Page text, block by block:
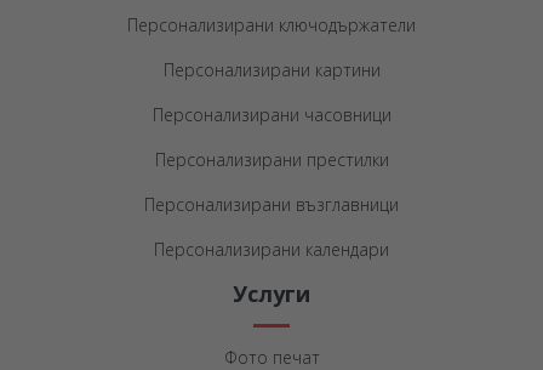
Персонализирани ключодържатели
Персонализирани картини
Персонализирани часовници
Персонализирани престилки
Персонализирани възглавници
Персонализирани календари
Услуги
Фото печат